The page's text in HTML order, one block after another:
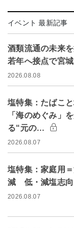
イベント 最新記事
酒類流通の未来
若年へ接点で宮
2026.08.08
塩特集：たばこ
「海のめぐみ」
る“元の…
2026.08.07
塩特集：家庭用
減 低・減塩志向
2026.08.07